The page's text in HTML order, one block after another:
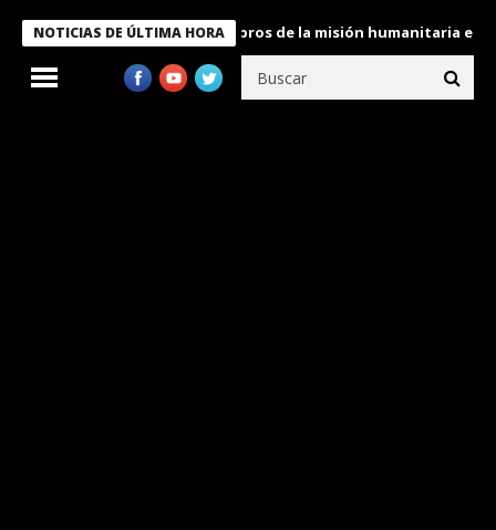
NOTICIAS DE ÚLTIMA HORA
Bukele condecora a miembros de la misión humanitaria enviada